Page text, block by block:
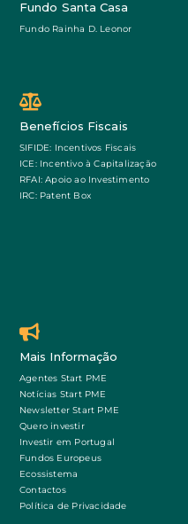
Fundo Santa Casa
Fundo Rainha D. Leonor
Benefícios Fiscais
SIFIDE: Incentivos Fiscais
ICE: Incentivo à Capitalização
RFAI: Apoio ao Investimento
IRC: Patent Box
Mais Informação
Agentes Start PME
Notícias Start PME
Newsletter Start PME
Quero investir
Investir em Portugal
Fundos Europeus
Ecossistema
Contactos
Política de Privacidade